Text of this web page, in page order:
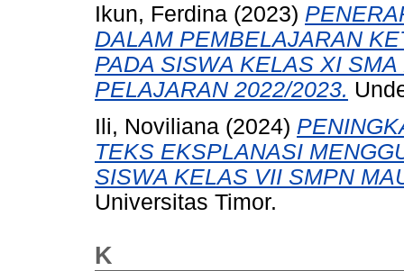
Ikun, Ferdina (2023)
DALAM PEMBELAJARAN
PADA SISWA KELAS XI
PELAJARAN 2022/2023.
Ili, Noviliana (2024)
TEKS EKSPLANASI
SISWA KELAS VII SMPN
Universitas Timor.
K